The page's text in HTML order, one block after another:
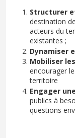
Structurer
destination
acteurs du
existantes ;
Dynamiser
Mobiliser
encourager
territoire
Engager
publics à
questions